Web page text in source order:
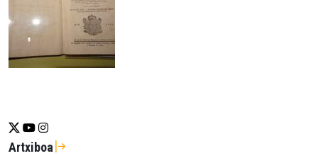
Se abrirá nueva ventana-twitter
Se abrirá nueva ventana-youtube
Se abrirá nueva ventana-instragram
Artxiboa